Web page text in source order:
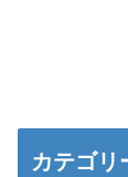
カテゴリ